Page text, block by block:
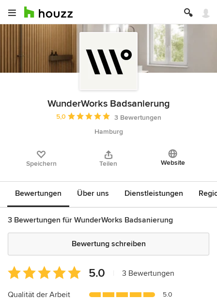
WunderWorks Badsanierung
Durchschnittliche Bewertung: 5 von 5 Sternen
5,0
3 Bewertungen
Hamburg
Speichern Teilen Website
Bewertungen Über uns Dienstleistungen
3 Bewertungen für WunderWorks Badsanierung
Bewertung schreiben
Durchschnittliche
Bewertung:
5
5.0 3 Bewertungen
Qualität der Arbeit 5.0